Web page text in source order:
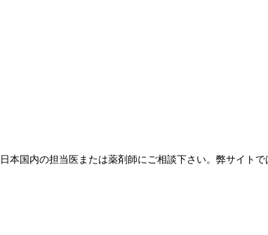
国内の担当医または薬剤師にご相談下さい。弊サイト